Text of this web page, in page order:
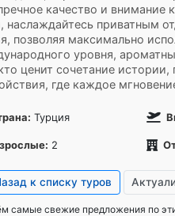
качество и
наслаждайтесь приватным
позволяя максимально
уровня,
ценит сочетание
где каждое
Турция
2
к списку туров
самые свежие предложения по